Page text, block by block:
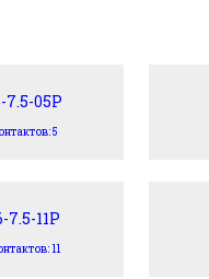
7.5-05P
5
7.5-11P
11